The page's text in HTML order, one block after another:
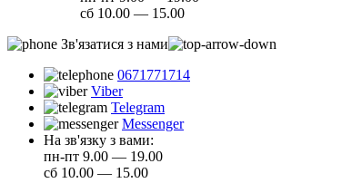
сб 10.00 — 15.00
Зв'язатися з нами
0671771714
Viber
Telegram
Messenger
На зв'язку з вами:
пн-пт 9.00 — 19.00
сб 10.00 — 15.00